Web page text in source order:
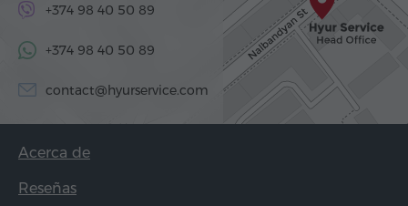
+374 98 40 50 89
+374 98 40 50 89
contact@hyurservice.com
Acerca de
Reseñas